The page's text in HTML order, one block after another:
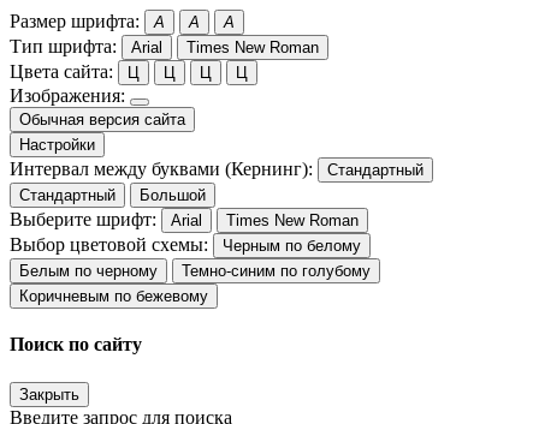
Размер шрифта: A A A
Тип шрифта: Arial Times New Roman
Цвета сайта: Ц Ц Ц Ц
Изображения:
Обычная версия сайта
Настройки
Интервал между буквами (Кернинг):
Стандартный
Стандартный
Большой
Выберите шрифт: Arial Times New Roman
Выбор цветовой схемы:
Черным по белому
Белым по черному
Темно-синим по голубому
Коричневым по бежевому
Поиск по сайту
Закрыть
Введите запрос для поиска